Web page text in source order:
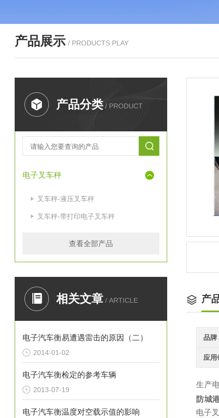
产品展示 / PRODUCTS PLAY
产品分类 / PRODUCT
电子叉车秤
叉车秤-液压叉车秤
叉车秤-带打印电子叉车秤
查看全部产品
相关文章 / ARTICLE
电子汽车衡易遭遇雷击的原因（二）
2014-01-02
电子汽车衡检定的参考车辆
2013-07-19
电子汽车衡温度对空载示值的影响
产
品牌
应用
生产
防城
电子